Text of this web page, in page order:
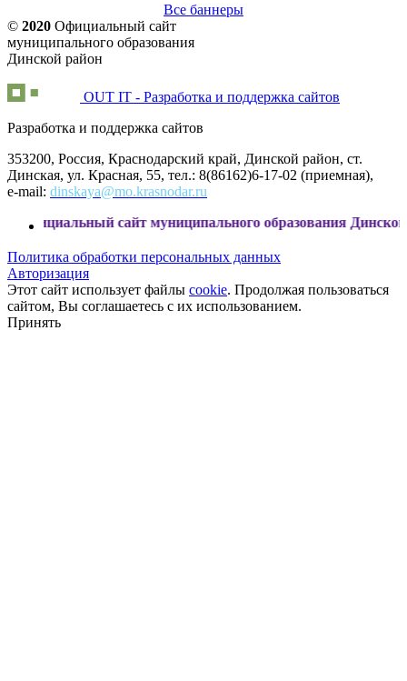
Все баннеры
© 2020 Официальный сайт
муниципального образования
Динской район
OUT IT - Разработка и поддержка сайтов
Разработка и поддержка сайтов
353200, Россия, Краснодарский край, Динской район, ст.
Динская, ул. Красная, 55, тел.: 8(86162)6-17-02 (приемная),
e-mail: dinskaya@mo.krasnodar.ru
сайт муниципального образования Динской район
Политика обработки персональных данных
Авторизация
Этот сайт использует файлы cookie. Продолжая пользоваться
сайтом, Вы соглашаетесь с их использованием.
Принять